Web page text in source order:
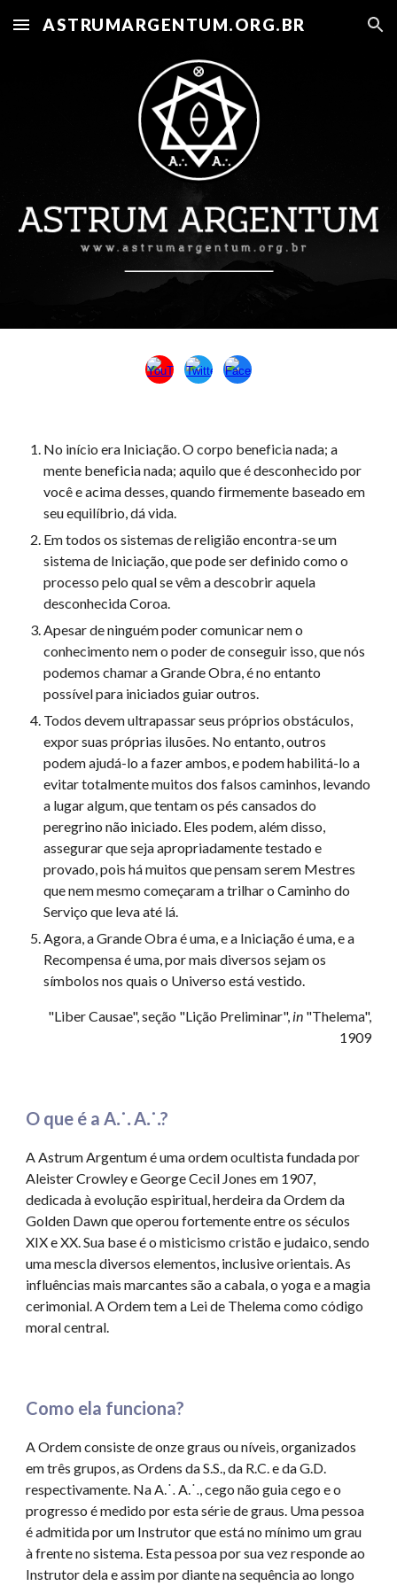
Skip to main content Skip to navigation
ASTRUMARGENTUM.ORG.BR
No início era Iniciação. O corpo beneficia nada; a
mente beneficia nada; aquilo que é desconhecido por
você e acima desses, quando firmemente baseado em
seu equilíbrio, dá vida.
Em todos os sistemas de religião encontra-se um
sistema de Iniciação, que pode ser definido como o
processo pelo qual se vêm a descobrir aquela
desconhecida Coroa.
Apesar de ninguém poder comunicar nem o
conhecimento nem o poder de conseguir isso, que nós
podemos chamar a Grande Obra, é no entanto
possível para iniciados guiar outros.
Todos devem ultrapassar seus próprios obstáculos,
expor suas próprias ilusões. No entanto, outros
podem ajudá-lo a fazer ambos, e podem habilitá-lo a
evitar totalmente muitos dos falsos caminhos, levando
a lugar algum, que tentam os pés cansados do
peregrino não iniciado. Eles podem, além disso,
assegurar que seja apropriadamente testado e
provado, pois há muitos que pensam serem Mestres
que nem mesmo começaram a trilhar o Caminho do
Serviço que leva até lá.
Agora, a Grande Obra é uma, e a Iniciação é uma, e a
Recompensa é uma, por mais diversos sejam os
símbolos nos quais o Universo está vestido.
"Liber Causae", seção "Lição Preliminar", in"Thelema",
1909
O que é a A⸫ A⸫?
A Astrum Argentum é uma ordem ocultista fundada por
Aleister Crowley e George Cecil Jones em 1907,
dedicada à evolução espiritual, herdeira da Ordem da
Golden Dawn que operou fortemente entre os séculos
XIX e XX. Sua base é o misticismo cristão e judaico, sendo
uma mescla diversos elementos, inclusive orientais. As
influências mais marcantes são a cabala, o yoga e a magia
cerimonial. A Ordem tem a Lei de Thelema como código
moral central.
Como ela funciona?
A Ordem consiste de onze graus ou níveis, organizados
em três grupos, as Ordens da S.S., da R.C. e da G.D.
respectivamente. Na A⸫ A⸫, cego não guia cego e o
progresso é medido por esta série de graus. Uma pessoa
é admitida por um Instrutor que está no mínimo um grau
à frente no sistema. Esta pessoa por sua vez responde ao
Instrutor dela e assim por diante na sequência ao longo